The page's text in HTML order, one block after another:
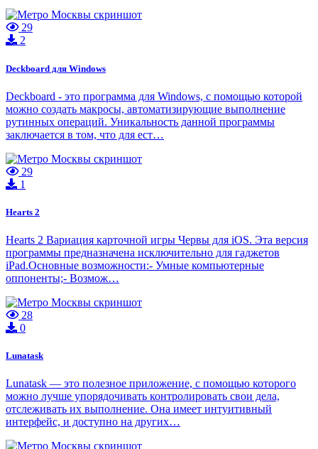
29
2
Deckboard для Windows
Deckboard - это программа для Windows, с помощью которой
можно создать макросы, автоматизирующие выполнение
рутинных операций. Уникальность данной программы
заключается в том, что для ест…
29
1
Hearts 2
Hearts 2 Вариация карточной игры Червы для iOS. Эта версия
программы предназначена исключительно для гаджетов
iPad.Основные возможности:- Умные компьютерные
оппоненты;- Возмож…
28
0
Lunatask
Lunatask — это полезное приложение, с помощью которого
можно лучше упорядочивать контролировать свои дела,
отслеживать их выполнение. Она имеет интуитивный
интерфейс, и доступно на других…